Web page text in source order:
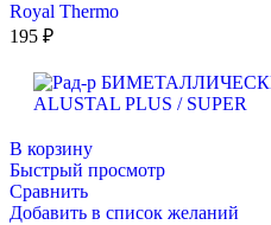
Royal Thermo
195 ₽
В корзину
Быстрый просмотр
Сравнить
Добавить в список желаний